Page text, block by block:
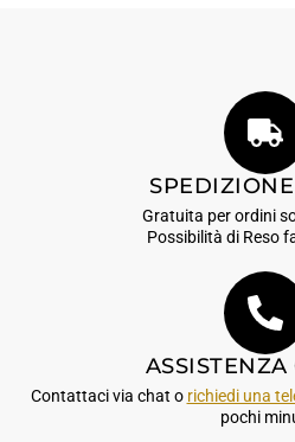
Gratuita per ordini
Possibilità di Reso
ASSISTENZA
Contattaci via chat o richiedi una
pochi